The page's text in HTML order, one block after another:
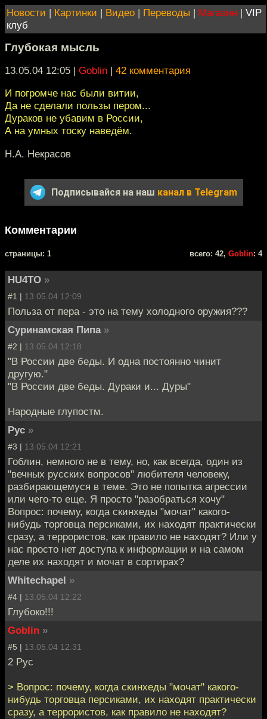
Новости | Картинки | Видео | Переводы | Магазин | VIP
клуб
Глубокая мысль
13.05.04 12:05 | Goblin | 42 комментария
И погромче нас были витии,
Да не сделали пользы пером...
Дураков не убавим в России,
А на умных тоску наведём.
Н.А. Некрасов
Подписывайся на наш канал в Telegram
Комментарии
cтраницы: 1 всего: 42, Goblin: 4
HU4TO »
#1 | 13.05.04 12:09
Польза от пера - это на тему холодного оружия???
Суринамская Пипа »
#2 | 13.05.04 12:18
"В России две беды. И одна постоянно чинит
другую."
"В России две беды. Дураки и... Дуры"
Народные глупостм.
Рус »
#3 | 13.05.04 12:21
Гоблин, немного не в тему, но, как всегда, один из
"вечных русских вопросов" любителя человеку,
разбирающемуся в теме. Это не попытка агрессии
или чего-то еще. Я просто "разобраться хочу"
Вопрос: почему, когда скинхеды "мочат" какого-
нибудь торговца персиками, их находят практически
сразу, а террористов, как правило не находят? Или у
нас просто нет доступа к информации и на самом
деле их находят и мочат в сортирах?
Whitechapel »
#4 | 13.05.04 12:22
Глубоко!!!
Goblin »
#5 | 13.05.04 12:31
2 Рус
> Вопрос: почему, когда скинхеды "мочат" какого-
нибудь торговца персиками, их находят практически
сразу, а террористов, как правило не находят?